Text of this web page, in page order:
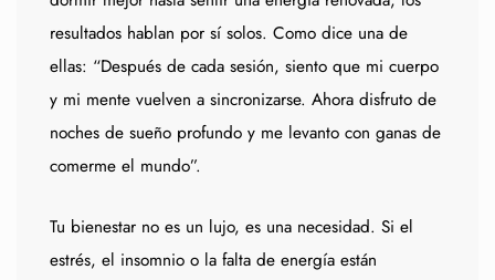
resultados hablan por sí solos. Como dice una de
ellas: “Después de cada sesión, siento que mi cuerpo
y mi mente vuelven a sincronizarse. Ahora disfruto de
noches de sueño profundo y me levanto con ganas de
comerme el mundo”.
Tu bienestar no es un lujo, es una necesidad. Si el
estrés, el insomnio o la falta de energía están